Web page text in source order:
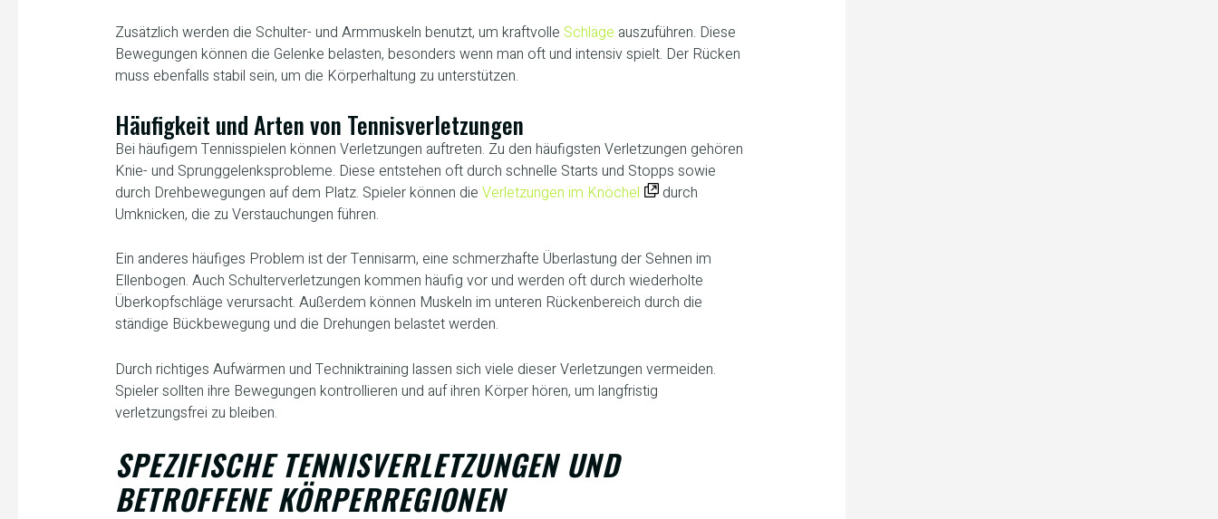
Zusätzlich werden die Schulter- und Armmuskeln benutzt, um kraftvolle Schläge auszuführen. Diese
Bewegungen können die Gelenke belasten, besonders wenn man oft und intensiv spielt. Der Rücken
muss ebenfalls stabil sein, um die Körperhaltung zu unterstützen.
Häufigkeit und Arten von Tennisverletzungen
Bei häufigem Tennisspielen können Verletzungen auftreten. Zu den häufigsten Verletzungen gehören
Knie- und Sprunggelenksprobleme. Diese entstehen oft durch schnelle Starts und Stopps sowie
durch Drehbewegungen auf dem Platz. Spieler können die Verletzungen im Knöchel
durch
Umknicken, die zu Verstauchungen führen.
Ein anderes häufiges Problem ist der Tennisarm, eine schmerzhafte Überlastung der Sehnen im
Ellenbogen. Auch Schulterverletzungen kommen häufig vor und werden oft durch wiederholte
Überkopfschläge verursacht. Außerdem können Muskeln im unteren Rückenbereich durch die
ständige Bückbewegung und die Drehungen belastet werden.
Durch richtiges Aufwärmen und Techniktraining lassen sich viele dieser Verletzungen vermeiden.
Spieler sollten ihre Bewegungen kontrollieren und auf ihren Körper hören, um langfristig
verletzungsfrei zu bleiben.
SPEZIFISCHE TENNISVERLETZUNGEN UND
BETROFFENE KÖRPERREGIONEN